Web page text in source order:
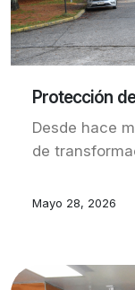
Protección
Desde hace
de
Mayo 28, 2026